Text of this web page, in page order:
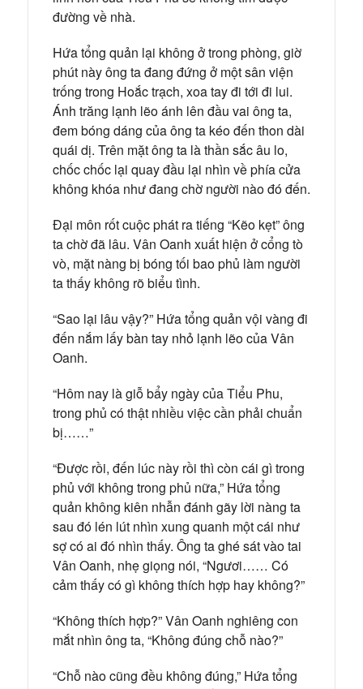
đường về nhà.
Hứa tổng quản lại không ở trong phòng, giờ
phút này ông ta đang đứng ở một sân viện
trống trong Hoắc trạch, xoa tay đi tới đi lui.
Ánh trăng lạnh lẽo ánh lên đầu vai ông ta,
đem bóng dáng của ông ta kéo đến thon dài
quái dị. Trên mặt ông ta là thần sắc âu lo,
chốc chốc lại quay đầu lại nhìn về phía cửa
không khóa như đang chờ người nào đó đến.
Đại môn rốt cuộc phát ra tiếng “Kẽo kẹt” ông
ta chờ đã lâu. Vân Oanh xuất hiện ở cổng tò
vò, mặt nàng bị bóng tối bao phủ làm người
ta thấy không rõ biểu tình.
“Sao lại lâu vậy?” Hứa tổng quản vội vàng đi
đến nắm lấy bàn tay nhỏ lạnh lẽo của Vân
Oanh.
“Hôm nay là giỗ bẩy ngày của Tiểu Phu,
trong phủ có thật nhiều việc cần phải chuẩn
bị……”
“Được rồi, đến lúc này rồi thì còn cái gì trong
phủ với không trong phủ nữa,” Hứa tổng
quản không kiên nhẫn đánh gãy lời nàng ta
sau đó lén lút nhìn xung quanh một cái như
sợ có ai đó nhìn thấy. Ông ta ghé sát vào tai
Vân Oanh, nhẹ giọng nói, “Ngươi…… Có
cảm thấy có gì không thích hợp hay không?”
“Không thích hợp?” Vân Oanh nghiêng con
mắt nhìn ông ta, “Không đúng chỗ nào?”
“Chỗ nào cũng đều không đúng,” Hứa tổng